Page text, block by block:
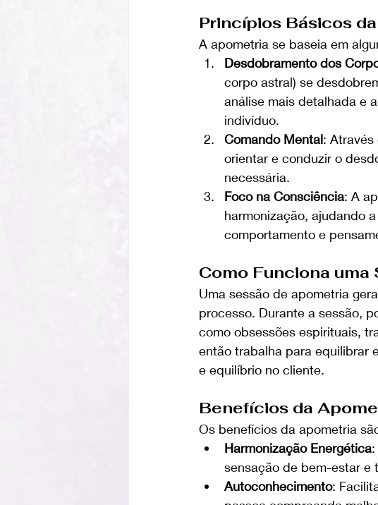
Princípios Básicos
A apometria se baseia em
Desdobramento dos
corpo astral) se
análise mais detalhada e
indivíduo.
Comando Mental:
orientar e conduzir o
necessária.
Foco na Consciência: A
harmonização, ajudando
comportamento e
Como Funciona
Uma sessão de apometria
processo. Durante a sessão,
como obsessões espirituais,
então trabalha para equilibrar
e equilíbrio no cliente.
Benefícios da
Os benefícios da apometria
Harmonização Energética:
sensação de bem-estar e
Autoconhecimento: